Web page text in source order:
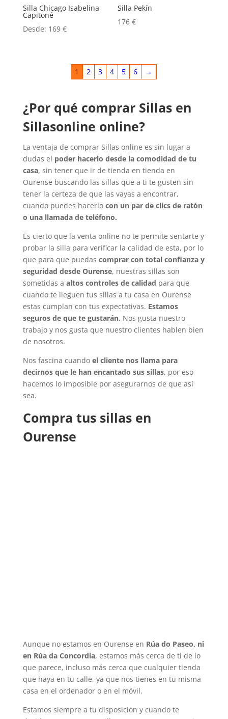
Silla Chicago Isabelina
Capitoné
Desde: 169 €
Silla Pekín
176€
1 2 3 4 5 6 →
¿Por qué comprar Sillas en
Sillasonline online?
La ventaja de comprar Sillas online es sin lugar a
dudas el poder hacerlo desde la comodidad de tu
casa, sin tener que ir de tienda en tienda en
Ourense buscando las sillas que a ti te gusten sin
tener la certeza de que las vayas a encontrar,
cuando puedes hacerlo con un par de clics de ratón
o una llamada de teléfono.
Es cierto que la venta online no te permite sentarte y
probar la silla para verificar la calidad de esta, por lo
que para que puedas comprar con total confianza y
seguridad desde Ourense, nuestras sillas son
sometidas a altos controles de calidad para que
cuando te lleguen tus sillas a tu casa en Ourense
estas cumplan con tus expectativas. Estamos
seguros de que te gustarán. Nos gusta nuestro
trabajo y nos gusta que nuestro clientes hablen bien
de nosotros.
Nos fascina cuando el cliente nos llama para
decirnos que le han encantado sus sillas, por eso
hacemos lo imposible por asegurarnos de que así
sea.
Compra tus sillas en
Ourense
Aunque no estamos en Ourense en Rúa do Paseo, ni
en Rúa da Concordia, estamos más cerca de ti de lo
que parece, incluso más cerca que cualquier tienda
que haya en tu calle, ya que nos tienes en tu misma
casa en el ordenador o en el móvil.
Estamos siempre a tu disposición y cuando te